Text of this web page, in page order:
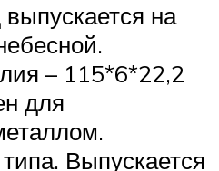
на
– 115*6*22,2
для
Выпускается